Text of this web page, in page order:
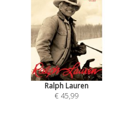
Ralph Lauren
€ 45,99